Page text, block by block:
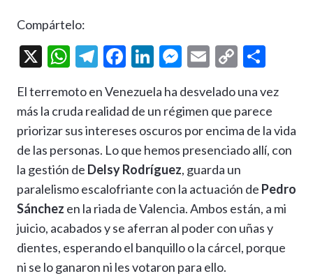
Compártelo:
X
W
at
s
A
p
p
T
e
gr
a
m
F
e
b
o
o
k
Li
ke
dI
n
M
se
n
g
er
E
ai
l
C
p
y
Li
n
k
m
p
ar
r
El terremoto en Venezuela ha desvelado una vez
más la cruda realidad de un régimen que parece
priorizar sus intereses oscuros por encima de la vida
de las personas. Lo que hemos presenciado allí, con
la gestión de Delsy Rodríguez, guarda un
paralelismo escalofriante con la actuación de Pedro
Sánchez en la riada de Valencia. Ambos están, a mi
juicio, acabados y se aferran al poder con uñas y
dientes, esperando el banquillo o la cárcel, porque
ni se lo ganaron ni les votaron para ello.